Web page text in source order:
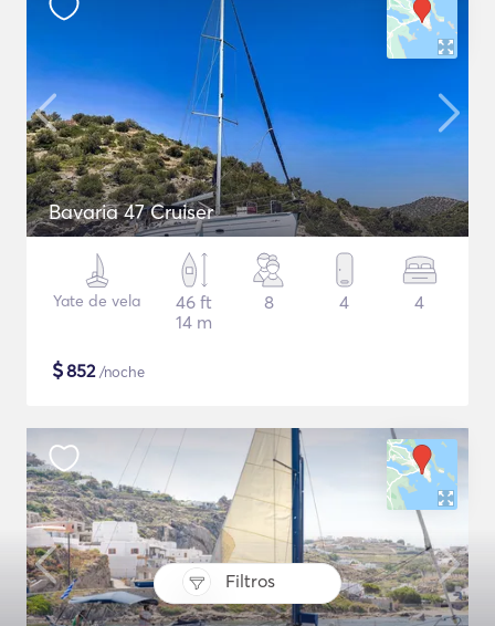
Filtros
Bavaria 47 Cruiser
Yate de vela
46 ft
14 m
8 4 4
$852/noche